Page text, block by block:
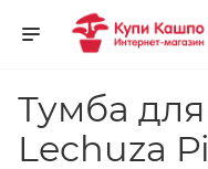
Тумба
Lechuza